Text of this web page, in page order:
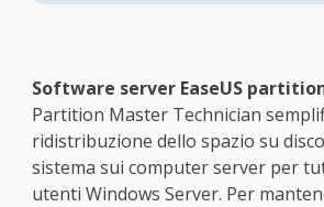
Software server EaseUS
Partition Master Technician
ridistribuzione dello spazio su
sistema sui computer server per
utenti Windows Server. Per